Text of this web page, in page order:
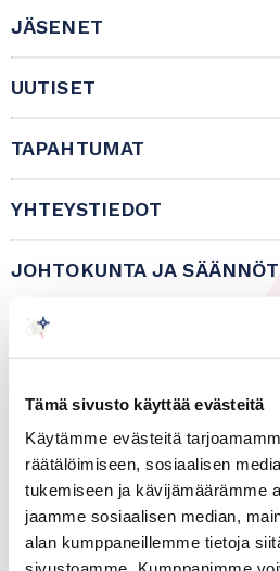
Tämä sivusto käyttää evästeitä
Käytämme evästeitä
räätälöimiseen, sosiaalisen
tukemiseen ja kävijämäärämme
jaamme sosiaalisen median,
alan kumppaneillemme tietoja
JÄSENET
UUTISET
TAPAHTUMAT
YHTEYSTIEDOT
JOHTOKUNTA JA SÄÄNNÖT
IN ENGLISH
Suomalais-
kauppayhdistys